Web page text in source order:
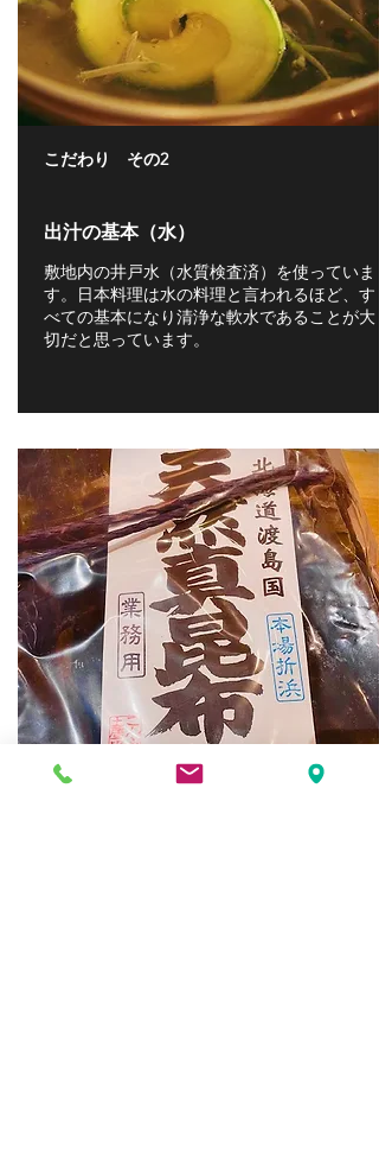
こだわり その2
出汁の基本（水）
敷地内の井戸水（水質検査済）を使っていま
す。日本料理は水の料理と言われるほど、す
べての基本になり清浄な軟水であることが大
切だと思っています。